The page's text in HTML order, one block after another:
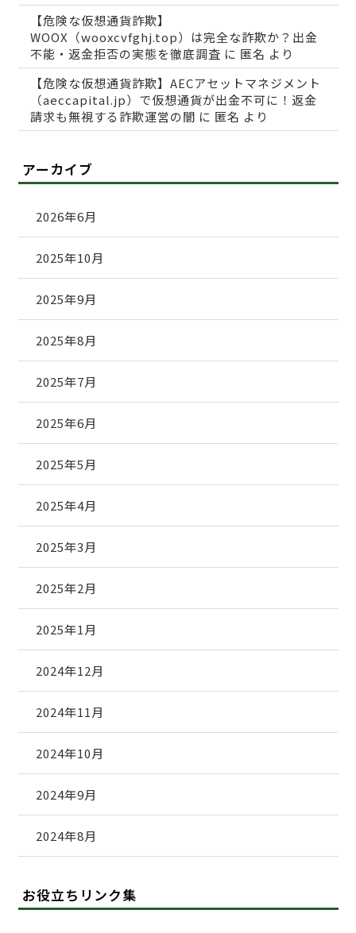
【危険な仮想通貨詐欺】
WOOX（wooxcvfghj.top）は完全な詐欺か？出金
不能・返金拒否の実態を徹底調査 に 匿名 より
【危険な仮想通貨詐欺】AECアセットマネジメント
（aeccapital.jp）で仮想通貨が出金不可に！返金
請求も無視する詐欺運営の闇 に 匿名 より
アーカイブ
2026年6月
2025年10月
2025年9月
2025年8月
2025年7月
2025年6月
2025年5月
2025年4月
2025年3月
2025年2月
2025年1月
2024年12月
2024年11月
2024年10月
2024年9月
2024年8月
お役立ちリンク集